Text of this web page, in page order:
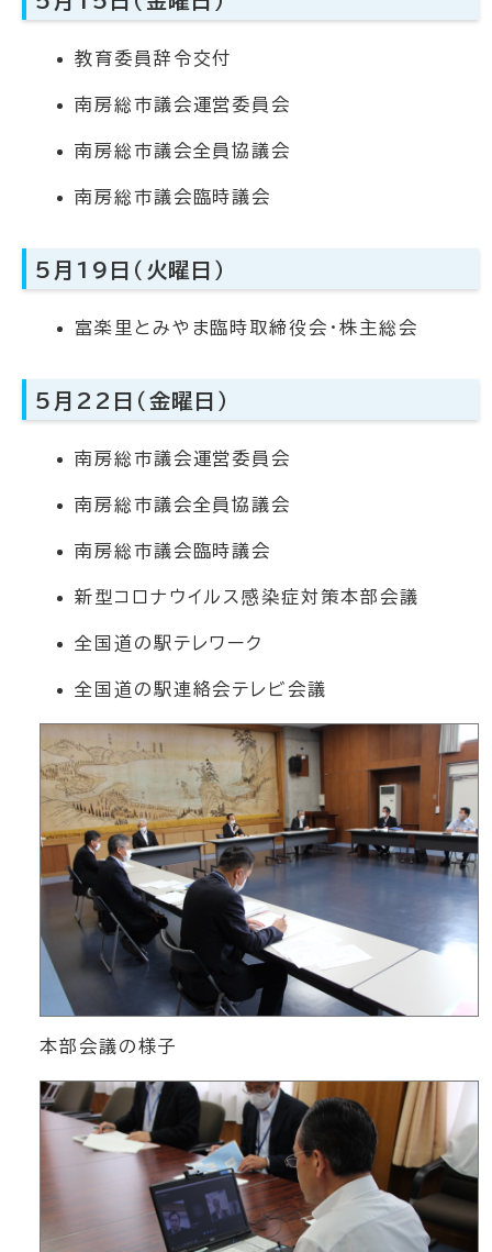
教育委員辞令交付
南房総市議会運営委員会
南房総市議会全員協議会
南房総市議会臨時議会
5月19日（火曜日）
富楽里とみやま臨時取締役会・株主総会
5月22日（金曜日）
南房総市議会運営委員会
南房総市議会全員協議会
南房総市議会臨時議会
新型コロナウイルス感染症対策本部会議
全国道の駅テレワーク
全国道の駅連絡会テレビ会議
本部会議の様子